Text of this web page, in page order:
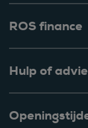
ROS finance
Hulp of